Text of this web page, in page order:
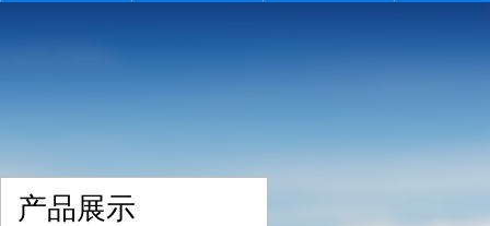
产品展示